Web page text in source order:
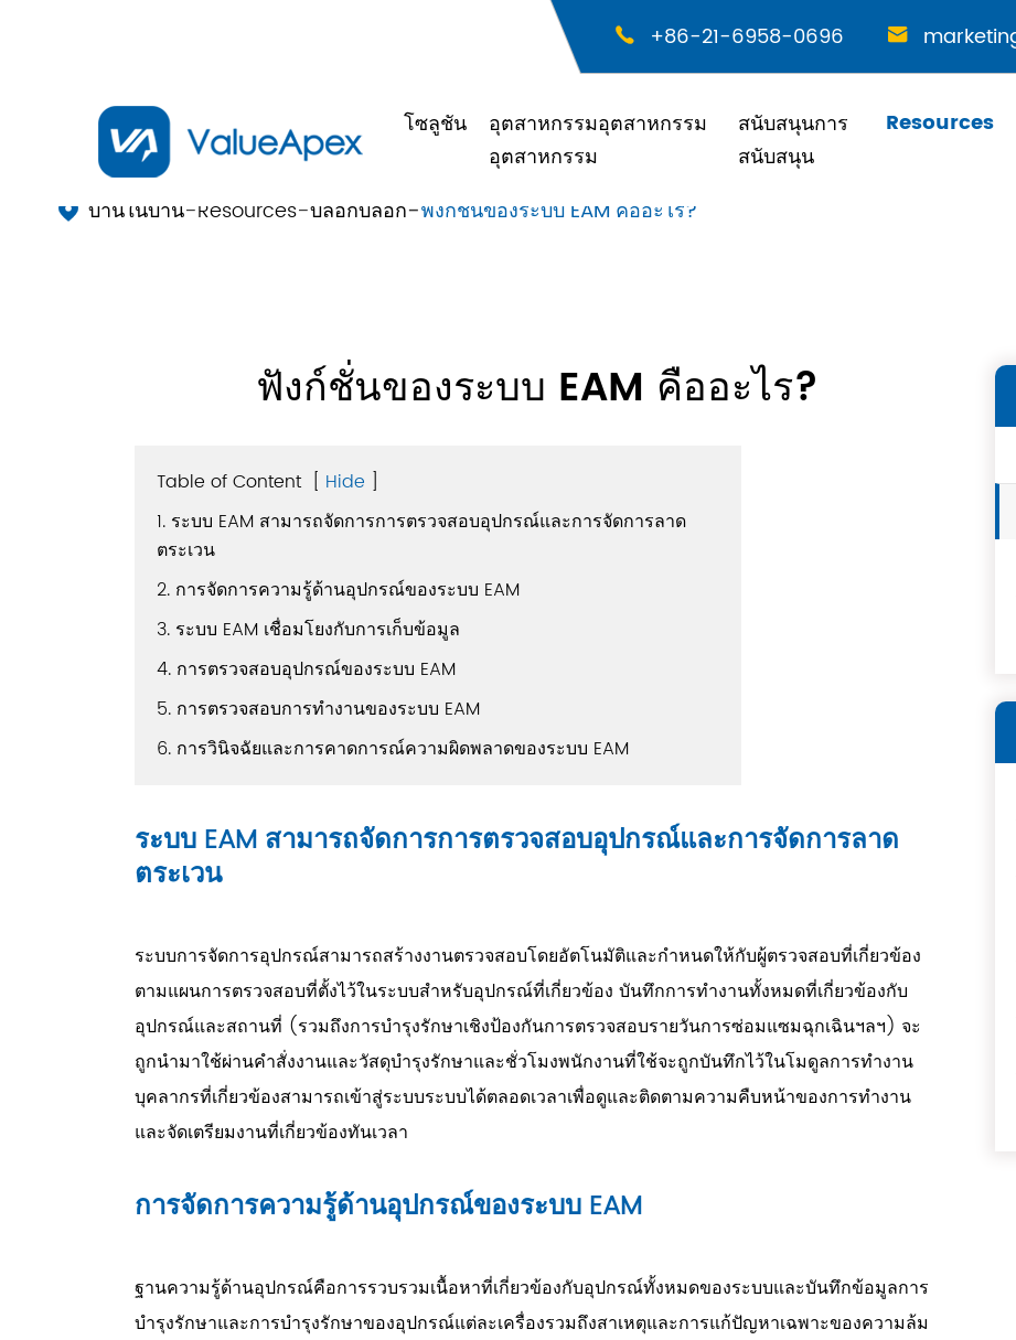
 +86-21-6958-0696 
โซลูชัน
อุตสาหกรรมอุตสาหกรรม
อุตสาหกรรม
สนับสนุนการ
สนับสนุน
Resources
 บ้านในบ้าน Resources บล็อกบล็อก ฟังก์ชั่นของระบบ EAM คืออะไร?
ฟังก์ชั่นของระบบ EAM คืออะไร?
Table of Content [ Hide ]
1. ระบบ EAM สามารถจัดการการตรวจสอบอุปกรณ์และการจัดการลาด
ตระเวน
2. การจัดการความรู้ด้านอุปกรณ์ของระบบ EAM
3. ระบบ EAM เชื่อมโยงกับการเก็บข้อมูล
4. การตรวจสอบอุปกรณ์ของระบบ EAM
5. การตรวจสอบการทำงานของระบบ EAM
6. การวินิจฉัยและการคาดการณ์ความผิดพลาดของระบบ EAM
ระบบ EAM สามารถจัดการการตรวจสอบอุปกรณ์และการจัดการลาด
ตระเวน
ระบบการจัดการอุปกรณ์สามารถสร้างงานตรวจสอบโดยอัตโนมัติและกำหนดให้กับผู้ตรวจสอบที่เกี่ยวข้อง
ตามแผนการตรวจสอบที่ตั้งไว้ในระบบสำหรับอุปกรณ์ที่เกี่ยวข้อง บันทึกการทำงานทั้งหมดที่เกี่ยวข้องกับ
อุปกรณ์และสถานที่ (รวมถึงการบำรุงรักษาเชิงป้องกันการตรวจสอบรายวันการซ่อมแซมฉุกเฉินฯลฯ) จะ
ถูกนำมาใช้ผ่านคำสั่งงานและวัสดุบำรุงรักษาและชั่วโมงพนักงานที่ใช้จะถูกบันทึกไว้ในโมดูลการทำงาน
บุคลากรที่เกี่ยวข้องสามารถเข้าสู่ระบบระบบได้ตลอดเวลาเพื่อดูและติดตามความคืบหน้าของการทำงาน
และจัดเตรียมงานที่เกี่ยวข้องทันเวลา
การจัดการความรู้ด้านอุปกรณ์ของระบบ EAM
ฐานความรู้ด้านอุปกรณ์คือการรวบรวมเนื้อหาที่เกี่ยวข้องกับอุปกรณ์ทั้งหมดของระบบและบันทึกข้อมูลการ
บำรุงรักษาและการบำรุงรักษาของอุปกรณ์แต่ละเครื่องรวมถึงสาเหตุและการแก้ปัญหาเฉพาะของความล้ม